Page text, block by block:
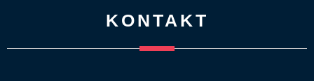
KONTAKT